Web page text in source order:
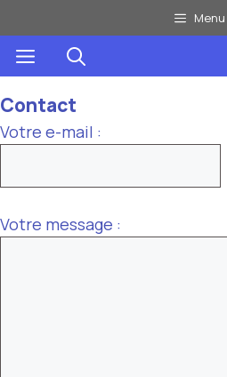
au
contenu
Menu
Menu
Contact
Votre e-mail :
Votre message :